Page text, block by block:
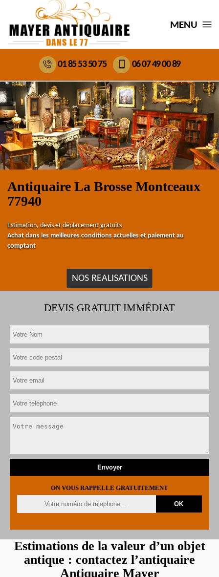
MENU
01 85 53 50 75 06 07 49 00 89
Antiquaire La Brosse Montceaux
77940
Estimation, devis et déplacement gratuits
Achat dans les meilleures conditions actuelles et paiement au
comptant
NOS REALISATIONS
DEVIS GRATUIT IMMÉDIAT
ON VOUS RAPPELLE GRATUITEMENT
Estimations de la valeur d’un objet
antique : contactez l’antiquaire
Antiquaire Mayer